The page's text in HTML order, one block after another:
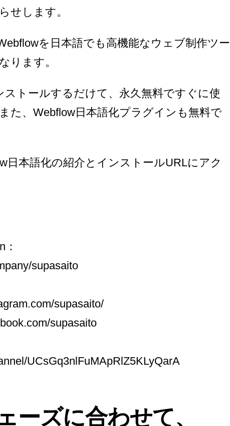
せします。
を日本語でも高機能なウェブ制作ツー
ります。
トールするだけて、永久無料ですぐに使
た、Webflow日本語化プラグインも無料で
日本語化の紹介とインストールURLにアク
supasaito
supasaito/
supasaito
UCsGq3nlFuMApRlZ5KLyQarA
ーズに合わせて、